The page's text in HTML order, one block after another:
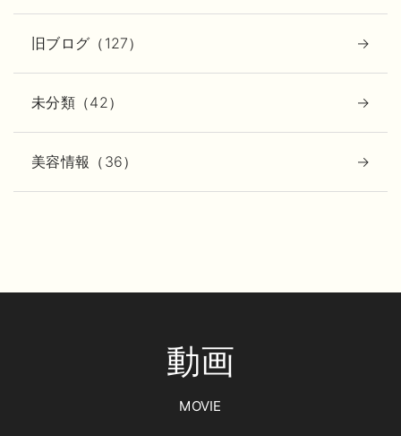
旧ブログ（127）
未分類（42）
美容情報（36）
動画
MOVIE